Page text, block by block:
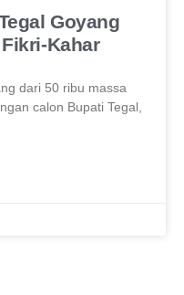
Goyang
Kahar
dari 50 ribu massa
calon Bupati Tegal,